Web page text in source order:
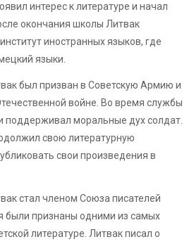
интерес к литературе и начал
окончания школы Литвак
иностранных языков, где
языки.
был призван в Советскую Армию и
войне. Во время службы
поддерживал моральные дух солдат.
свою литературную
свои произведения в
стал членом Союза писателей
были признаны одними из самых
литературе. Литвак писал о